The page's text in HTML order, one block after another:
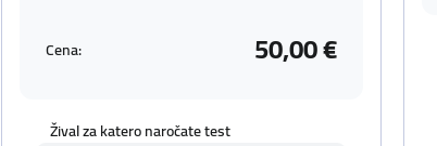
Cena: 50,00 €
Žival za katero naročate test